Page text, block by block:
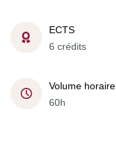
ECTS
6 crédits
Volume horaire
60h